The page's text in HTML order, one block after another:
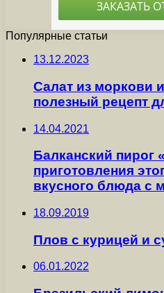
Популярные статьи
13.12.2023
Салат из моркови
полезный рецепт
14.04.2021
Балканский пирог
приготовления
вкусного блюда с
18.09.2019
Плов с курицей и
06.01.2022